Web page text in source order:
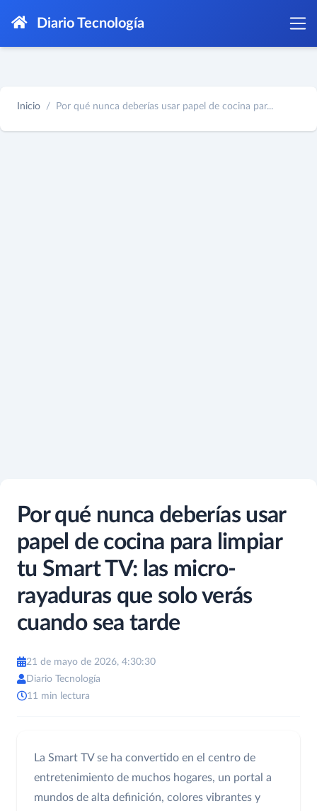
Diario Tecnología
Inicio Por qué nunca deberías usar papel de cocina par...
Por qué nunca deberías usar
papel de cocina para limpiar
tu Smart TV: las micro-
rayaduras que solo verás
cuando sea tarde
21 de mayo de 2026, 4:30:30
Diario Tecnología
11 min lectura
La Smart TV se ha convertido en el centro de
entretenimiento de muchos hogares, un portal a
mundos de alta definición, colores vibrantes y